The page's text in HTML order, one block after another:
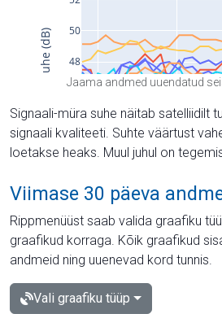
Jaama andmed uuendatud
Signaali-müra suhe näitab satelliidilt
signaali kvaliteeti. Suhte väärtust
loetakse heaks. Muul juhul on
Viimase 30 päeva
Rippmenüüst saab valida graafiku
graafikud korraga. Kõik graafikud
andmeid ning uuenevad kord tunnis.
Vali graafiku tüüp